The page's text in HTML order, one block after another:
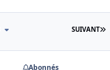
SUIVANT
Abonnés